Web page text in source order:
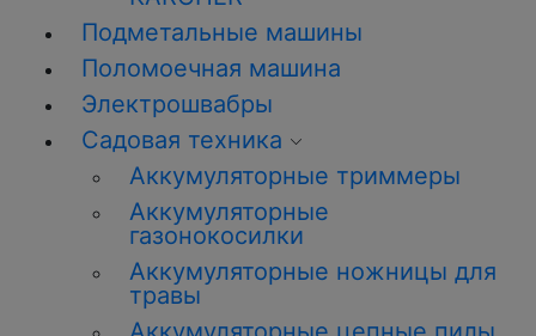
Подметальные машины
Поломоечная машина
Электрошвабры
Садовая техника
Аккумуляторные триммеры
Аккумуляторные
газонокосилки
Аккумуляторные ножницы для
травы